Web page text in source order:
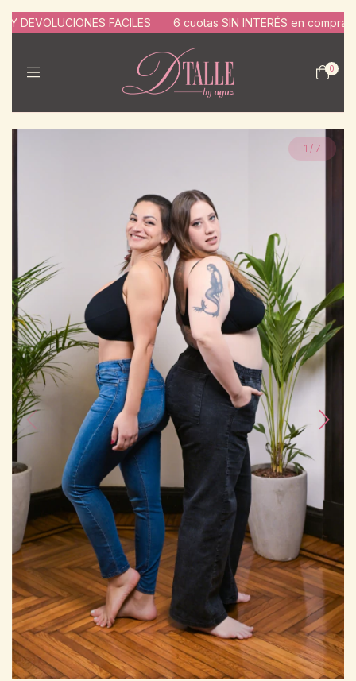
FACILES 6 cuotas SIN INTERÉS en compras de
0
1 / 7